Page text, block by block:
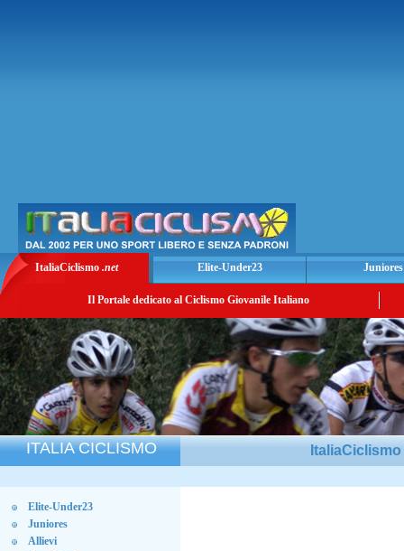
ItaliaCiclismo .net Elite-Under23 Juniores
Il Portale dedicato al Ciclismo Giovanile Italiano
ITALIA CICLISMO
Elite-Under23
Juniores
Allievi